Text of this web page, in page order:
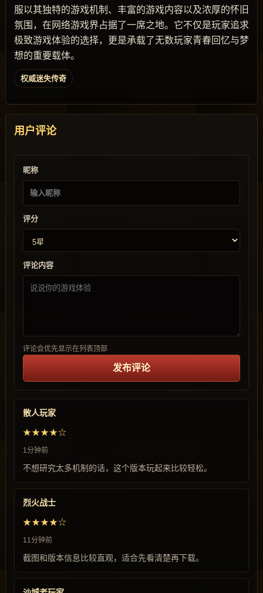
服以其独特的游戏机制、丰富的游戏内容以及浓厚的怀旧
氛围，在网络游戏界占据了一席之地。它不仅是玩家追求
极致游戏体验的选择，更是承载了无数玩家青春回忆与梦
想的重要载体。
权威迷失传奇
用户评论
昵称
评分
评论内容
评论会优先显示在列表顶部
发布评论
散人玩家
★★★★☆
1分钟前
不想研究太多机制的话，这个版本玩起来比较轻松。
烈火战士
★★★★☆
11分钟前
截图和版本信息比较直观，适合先看清楚再下载。